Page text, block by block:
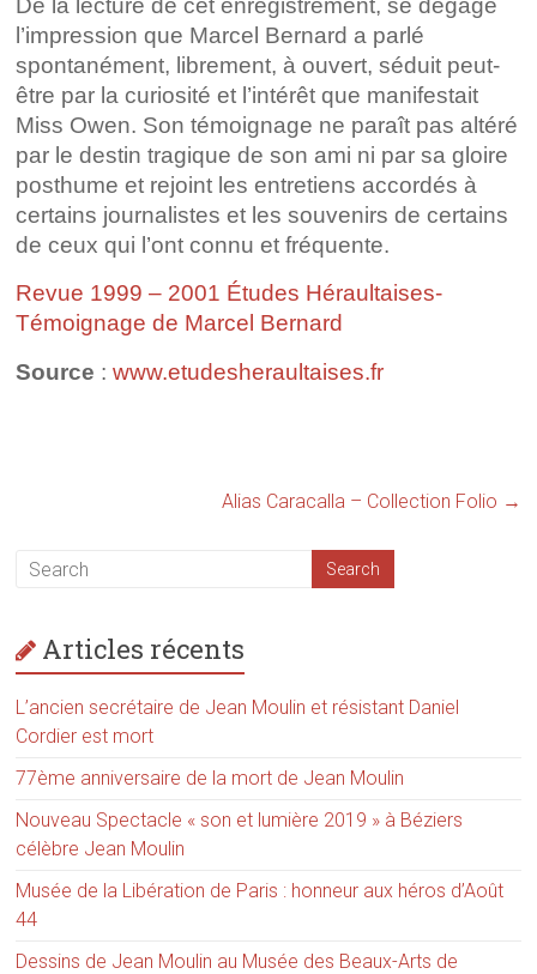
De la lecture de cet enregistrement, se dégage
l’impression que Marcel Bernard a parlé
spontanément, librement, à ouvert, séduit peut-
être par la curiosité et l’intérêt que manifestait
Miss Owen. Son témoignage ne paraît pas altéré
par le destin tragique de son ami ni par sa gloire
posthume et rejoint les entretiens accordés à
certains journalistes et les souvenirs de certains
de ceux qui l’ont connu et fréquente.
Revue 1999 – 2001 Études Héraultaises-
Témoignage de Marcel Bernard
Source :www.etudesheraultaises.fr
Alias Caracalla – Collection Folio →
Articles récents
L’ancien secrétaire de Jean Moulin et résistant Daniel
Cordier est mort
77ème anniversaire de la mort de Jean Moulin
Nouveau Spectacle « son et lumière 2019 » à Béziers
célèbre Jean Moulin
Musée de la Libération de Paris : honneur aux héros d’Août
44
Dessins de Jean Moulin au Musée des Beaux-Arts de